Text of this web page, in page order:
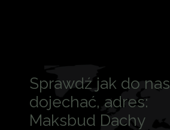
Sprawdź jak do nas
dojechać, adres:
Maksbud Dachy